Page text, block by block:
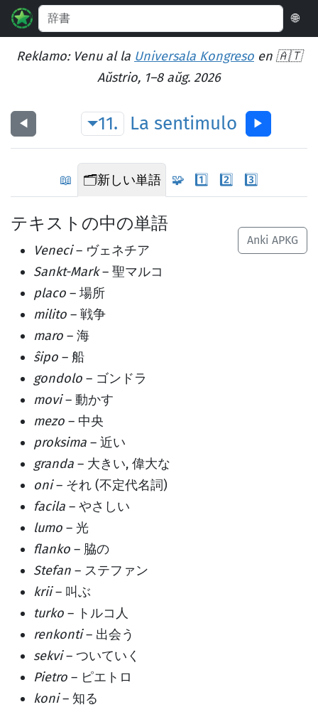
🌐
Reklamo: Venu al la Universala Kongreso en 🇦🇹
Aŭstrio, 1–8 aŭg. 2026
◀︎ 11. La sentimulo ▶︎
📖 🗂️新しい単語 🧩 1️⃣ 2️⃣ 3️⃣
Anki APKG
テキストの中の単語
Veneci– ヴェネチア
Sankt-Mark– 聖マルコ
placo – 場所
milito – 戦争
maro – 海
ŝipo – 船
gondolo – ゴンドラ
movi– 動かす
mezo – 中央
proksima – 近い
granda – 大きい, 偉大な
oni– それ (不定代名詞)
facila – やさしい
lumo – 光
flanko – 脇の
Stefan – ステファン
krii– 叫ぶ
turko – トルコ人
renkonti– 出会う
sekvi– ついていく
Pietro – ピエトロ
koni– 知る